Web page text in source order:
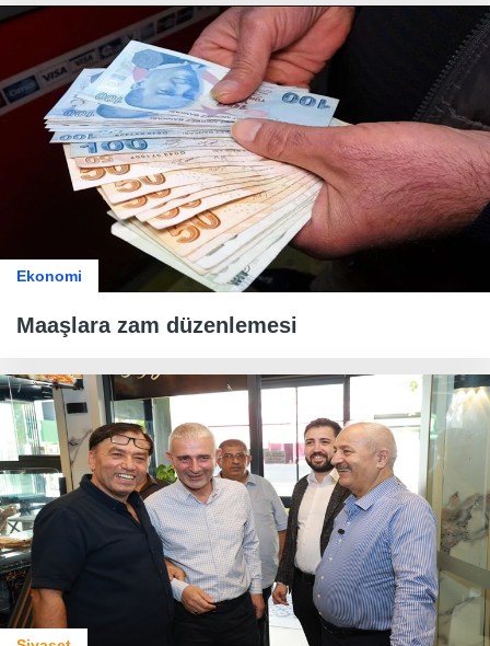
Ekonomi
Maaşlara zam düzenlemesi